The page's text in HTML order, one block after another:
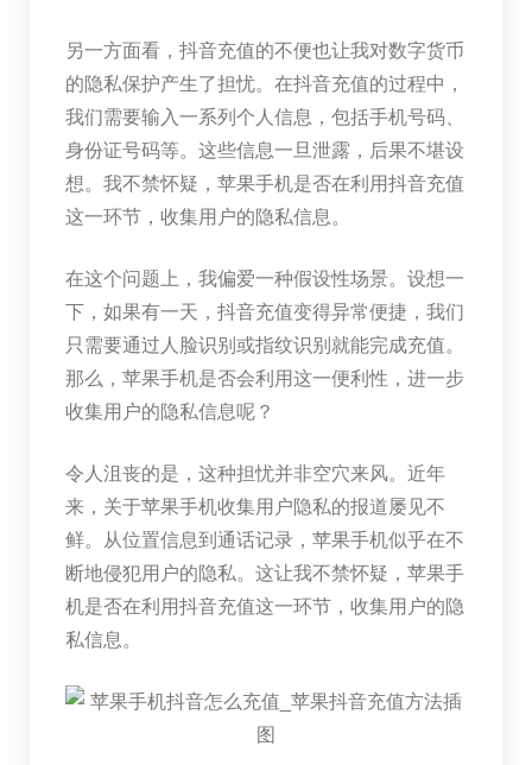
另一方面看，抖音充值的不便也让我对数字货币
的隐私保护产生了担忧。在抖音充值的过程中，
我们需要输入一系列个人信息，包括手机号码、
身份证号码等。这些信息一旦泄露，后果不堪设
想。我不禁怀疑，苹果手机是否在利用抖音充值
这一环节，收集用户的隐私信息。
在这个问题上，我偏爱一种假设性场景。设想一
下，如果有一天，抖音充值变得异常便捷，我们
只需要通过人脸识别或指纹识别就能完成充值。
那么，苹果手机是否会利用这一便利性，进一步
收集用户的隐私信息呢？
令人沮丧的是，这种担忧并非空穴来风。近年
来，关于苹果手机收集用户隐私的报道屡见不
鲜。从位置信息到通话记录，苹果手机似乎在不
断地侵犯用户的隐私。这让我不禁怀疑，苹果手
机是否在利用抖音充值这一环节，收集用户的隐
私信息。